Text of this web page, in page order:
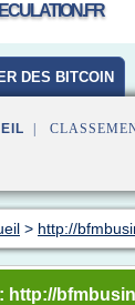
DES BITCOIN
|
> http://
http://